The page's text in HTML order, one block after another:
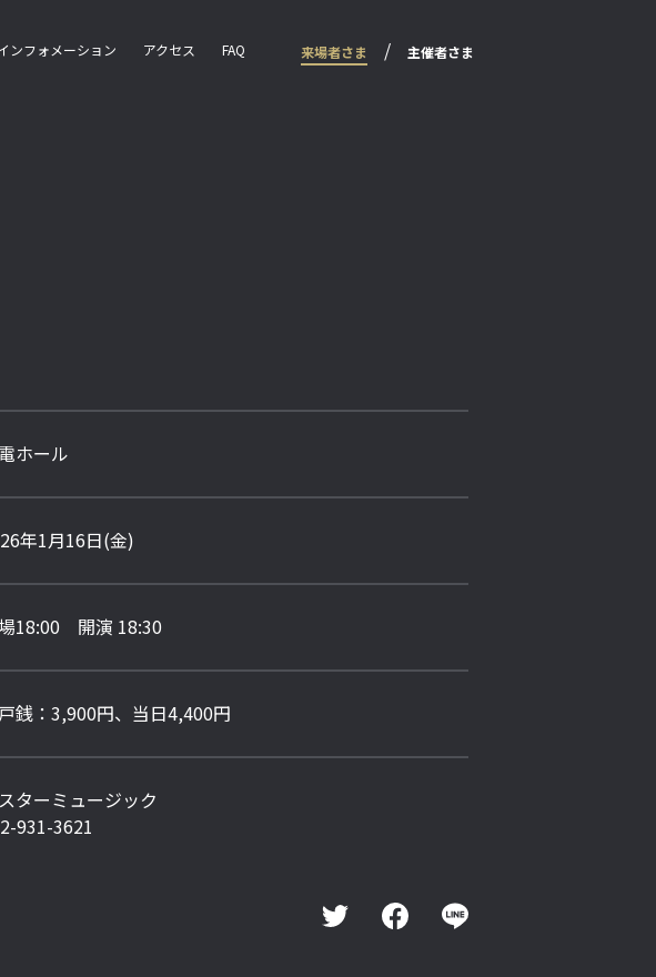
ンフォメーション アクセス FAQ 来場者さま 主催者さま
ホール
年1月16日(金)
18:00 開演 18:30
銭：3,900円、当日4,400円
ターミュージック
931-3621